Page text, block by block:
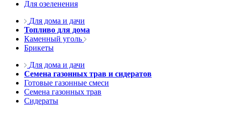
Для озеленения
Для дома и дачи
Топливо для дома
Каменный уголь
Брикеты
Для дома и дачи
Семена газонных трав и сидератов
Готовые газонные смеси
Семена газонных трав
Сидераты